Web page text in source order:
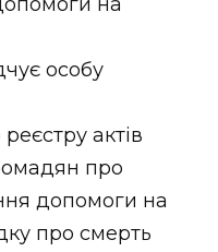
особу
актів
про
допомоги на
про смерть